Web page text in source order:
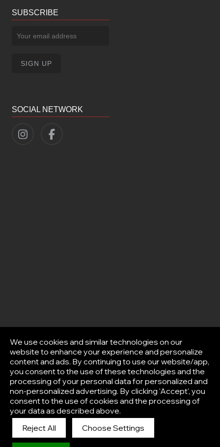
SUBSCRIBE
SOCIAL NETWORK
We use cookies and similar technologies on our
website to enhance your experience and personalize
content and ads. By continuing to use our website/app,
you consent to the use of these technologies and the
processing of your personal data for personalized and
non-personalized advertising. By clicking 'Accept', you
consent to the use of cookies and the processing of
your data as described above.
Reject All
Choose Settings